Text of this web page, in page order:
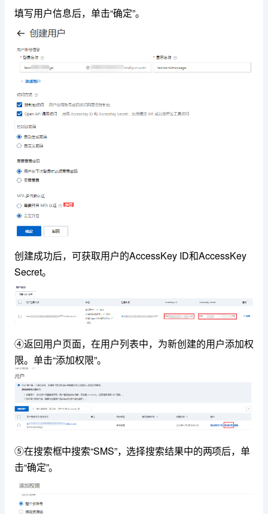
填写用户信息后，单击“确定”。
创建成功后，可获取用户的AccessKey ID和AccessKey
Secret。
④返回用户页面，在用户列表中，为新创建的用户添加权
限。单击“添加权限”。
⑤在搜索框中搜索“SMS”，选择搜索结果中的两项后，单
击“确定”。